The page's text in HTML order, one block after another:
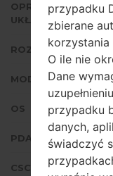
UKŁADOWEGO
ROZMIAR PLIKU
MODEL
OS
PDA/AP WERSJA
CSC WERSJA
przypadku
zbierane
O ile nie
Dane
przypadku
danych,
świadczyć